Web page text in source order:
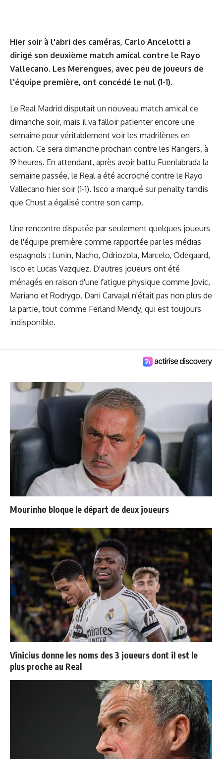
Hier soir à l'abri des caméras, Carlo Ancelotti a
dirigé son deuxième match amical contre le Rayo
Vallecano. Les Merengues, avec peu de joueurs de
l'équipe première, ont concédé le nul (1-1).
Le Real Madrid disputait un nouveau match amical ce
dimanche soir, mais il va falloir patienter encore une
semaine pour véritablement voir les madrilènes en
action. Ce sera dimanche prochain contre les Rangers, à
19 heures. En attendant, après avoir battu Fuenlabrada la
semaine passée, le Real a été accroché contre le Rayo
Vallecano hier soir (1-1). Isco a marqué sur penalty tandis
que Chust a égalisé contre son camp.
Une rencontre disputée par seulement quelques joueurs
de l'équipe première comme rapportée par les médias
espagnols : Lunin, Nacho, Odriozola, Marcelo, Odegaard,
Isco et Lucas Vazquez. D'autres joueurs ont été
ménagés en raison d'une fatigue physique comme Jovic,
Mariano et Rodrygo. Dani Carvajal n'était pas non plus de
la partie, tout comme Ferland Mendy, qui est toujours
indisponible.
Mourinho bloque le départ de deux joueurs
Vinicius donne les noms des 3 joueurs dont il est le
plus proche au Real